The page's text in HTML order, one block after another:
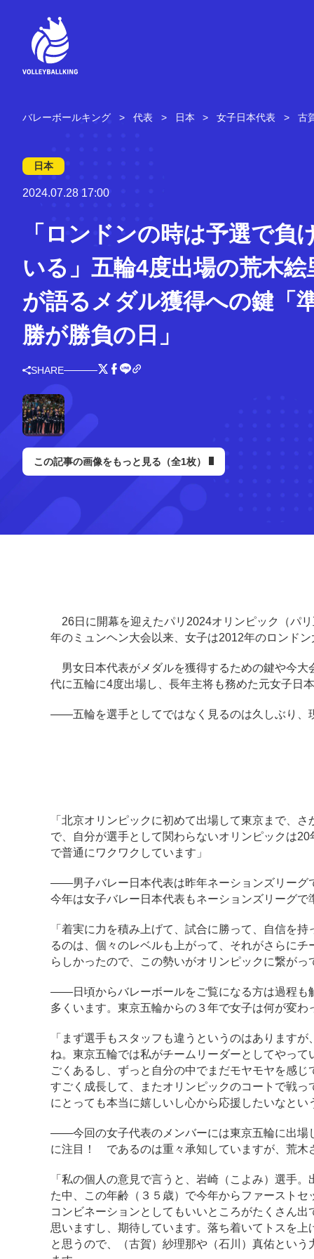
バレーボールキング 代表 日本 女子日本代表 古
日本
2024.07.28 17:00
「ロンドンの時は予選で負
いる」五輪4度出場の荒木絵
が語るメダル獲得への鍵「
勝が勝負の日」
SHARE
この記事の画像をもっと見る（全1枚）
26日に開幕を迎えたパリ2024オリンピック（パ
年のミュンヘン大会以来、女子は2012年のロンド
男女日本代表がメダルを獲得するための鍵や今大
代に五輪に4度出場し、長年主将も務めた元女子日
――五輪を選手としてではなく見るのは久しぶり、
「北京オリンピックに初めて出場して東京まで、
で、自分が選手として関わらないオリンピックは
で普通にワクワクしています」
――男子バレー日本代表は昨年ネーションズリーグ
今年は女子バレー日本代表もネーションズリーグ
「着実に力を積み上げて、試合に勝って、自信を
るのは、個々のレベルも上がって、それがさらに
らしかったので、この勢いがオリンピックに繋が
――日頃からバレーボールをご覧になる方は過程も
多くいます。東京五輪からの３年で女子は何が変
「まず選手もスタッフも違うというのはあります
ね。東京五輪では私がチームリーダーとしてやっ
ごくあるし、ずっと自分の中でまだモヤモヤを感
すごく成長して、またオリンピックのコートで戦
にとっても本当に嬉しいし心から応援したいなとい
――今回の女子代表のメンバーには東京五輪に出場
に注目！ であるのは重々承知していますが、荒木
「私の個人の意見で言うと、岩崎（こよみ）選手
た中、この年齢（３５歳）で今年からファースト
コンビネーションとしてもいいところがたくさん
思いますし、期待しています。落ち着いてトスを
と思うので、（古賀）紗理那や（石川）真佑とい